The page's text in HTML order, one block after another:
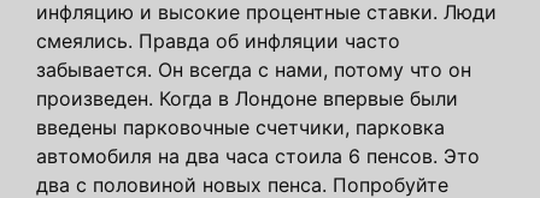
инфляцию и высокие процентные ставки. Люди
смеялись. Правда об инфляции часто
забывается. Он всегда с нами, потому что он
произведен. Когда в Лондоне впервые были
введены парковочные счетчики, парковка
автомобиля на два часа стоила 6 пенсов. Это
два с половиной новых пенса. Попробуйте